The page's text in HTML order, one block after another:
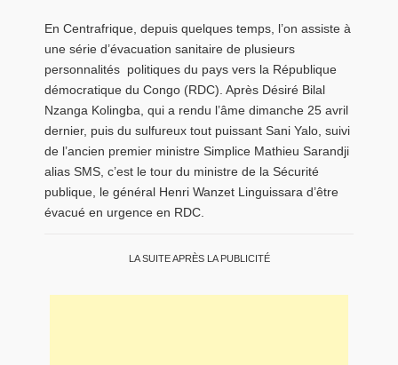
En Centrafrique, depuis quelques temps, l’on assiste à
une série d’évacuation sanitaire de plusieurs
personnalités politiques du pays vers la République
démocratique du Congo (RDC). Après Désiré Bilal
Nzanga Kolingba, qui a rendu l’âme dimanche 25 avril
dernier, puis du sulfureux tout puissant Sani Yalo, suivi
de l’ancien premier ministre Simplice Mathieu Sarandji
alias SMS, c’est le tour du ministre de la Sécurité
publique, le général Henri Wanzet Linguissara d’être
évacué en urgence en RDC.
LA SUITE APRÈS LA PUBLICITÉ